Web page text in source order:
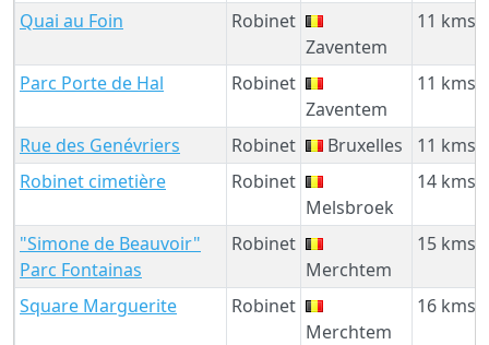
Quai au Foin
Robinet
Zaventem
11 kms
Parc Porte de Hal
Robinet
Zaventem
11 kms
Rue des Genévriers Robinet Bruxelles
11 kms
Robinet cimetière
Robinet
Melsbroek
14 kms
"Simone de Beauvoir"
Parc Fontainas
Robinet
Merchtem
15 kms
Square Marguerite
Robinet
Merchtem
16 kms